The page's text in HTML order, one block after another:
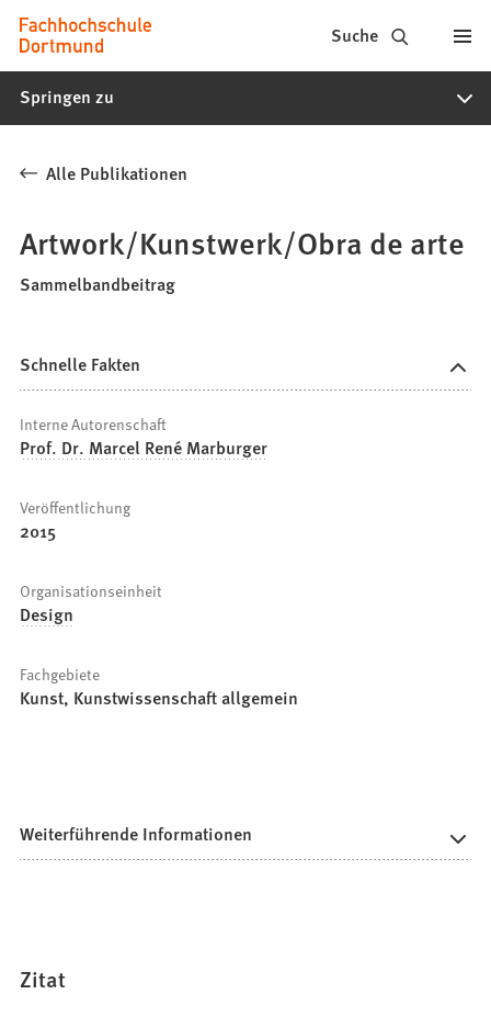
Inhalt anspringen
Fachhochschule
Dortmund
-
Studiengänge,
Bewerbung
Suche
Springen zu
Alle Publikationen
Artwork/Kunstwerk/Obra de arte
Sammelbandbeitrag
Schnelle Fakten
Interne Autorenschaft
Prof. Dr. Marcel René Marburger
Veröffentlichung
2015
Organisationseinheit
Design
Fachgebiete
Kunst, Kunstwissenschaft allgemein
Weiterführende Informationen
Zitat